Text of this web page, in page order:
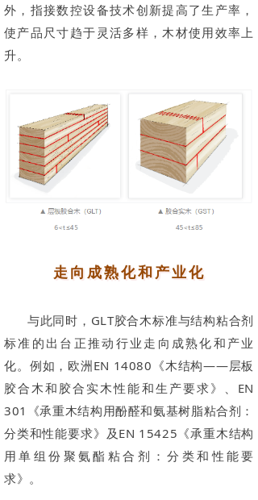
外，指接数控设备技术创新提高了生产率，
使产品尺寸趋于灵活多样，木材使用效率上
升。
走向成熟化和产业化
与此同时，GLT胶合木标准与结构粘合剂
标准的出台正推动行业走向成熟化和产业
化。例如，欧洲EN 14080《木结构——层板
胶合木和胶合实木性能和生产要求》、EN
301《承重木结构用酚醛和氨基树脂粘合剂：
分类和性能要求》及EN 15425《承重木结构
用单组份聚氨酯粘合剂：分类和性能要
求》。